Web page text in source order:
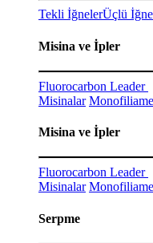
Tekli İğnelerÜçlü
Misina ve İpler
Fluorocarbon Leader
Misinalar
Misina ve İpler
Fluorocarbon Leader
Misinalar
Serpme